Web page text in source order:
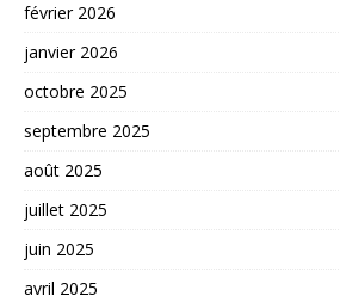
février 2026
janvier 2026
octobre 2025
septembre 2025
août 2025
juillet 2025
juin 2025
avril 2025